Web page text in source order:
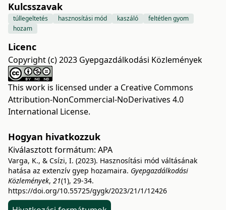
Kulcsszavak
túllegeltetés hasznosítási mód kaszáló
feltétlen gyom
hozam
Licenc
Copyright (c) 2023 Gyepgazdálkodási Közlemények
This work is licensed under a Creative Commons
Attribution-NonCommercial-NoDerivatives 4.0
International License.
Hogyan hivatkozzuk
Kiválasztott formátum: APA
Varga, K., & Csízi, I. (2023). Hasznosítási mód váltásának
hatása az extenzív gyep hozamaira. Gyepgazdálkodási
Közlemények, 21(1), 29-34.
https://doi.org/10.55725/gygk/2023/21/1/12426